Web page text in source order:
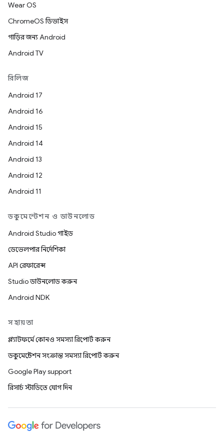
Wear OS
ChromeOS ডিভাইস
গাড়ির জন্য Android
Android TV
রিলিজ
Android 17
Android 16
Android 15
Android 14
Android 13
Android 12
Android 11
ডকুমেন্টেশন ও ডাউনলোড
Android Studio গাইড
ডেভেলপার নির্দেশিকা
API রেফারেন্স
Studio ডাউনলোড করুন
Android NDK
সহায়তা
প্ল্যাটফর্মে কোনও সমস্যা রিপোর্ট করুন
ডকুমেন্টেশন সংক্রান্ত সমস্যা রিপোর্ট করুন
Google Play support
রিসার্চ স্টাডিতে যোগ দিন